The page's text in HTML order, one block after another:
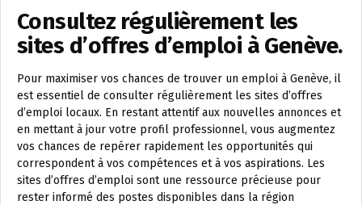
Consultez régulièrement les
sites d’offres d’emploi à Genève.
Pour maximiser vos chances de trouver un emploi à Genève, il
est essentiel de consulter régulièrement les sites d’offres
d’emploi locaux. En restant attentif aux nouvelles annonces et
en mettant à jour votre profil professionnel, vous augmentez
vos chances de repérer rapidement les opportunités qui
correspondent à vos compétences et à vos aspirations. Les
sites d’offres d’emploi sont une ressource précieuse pour
rester informé des postes disponibles dans la région